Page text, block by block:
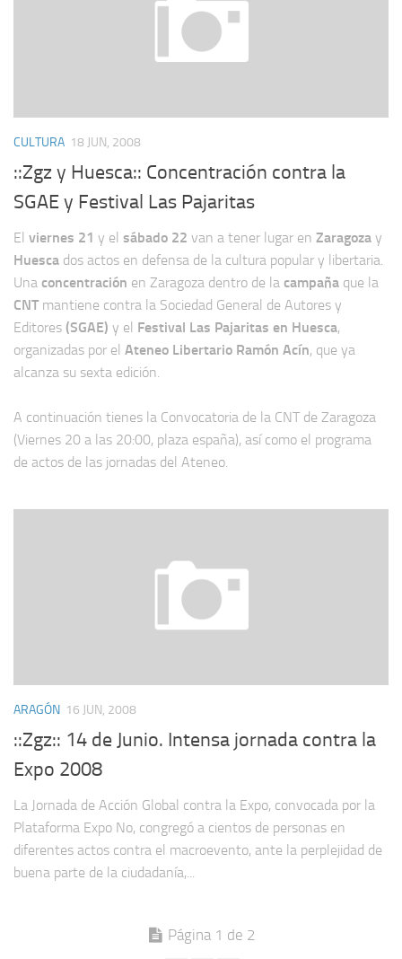
CULTURA 18 JUN, 2008
::Zgz y Huesca:: Concentración contra la
SGAE y Festival Las Pajaritas
El viernes 21 y el sábado 22 van a tener lugar en Zaragoza y
Huesca dos actos en defensa de la cultura popular y libertaria.
Una concentración en Zaragoza dentro de la campaña que la
CNT mantiene contra la Sociedad General de Autores y
Editores (SGAE) y el Festival Las Pajaritas en Huesca,
organizadas por el Ateneo Libertario Ramón Acín, que ya
alcanza su sexta edición.
A continuación tienes la Convocatoria de la CNT de Zaragoza
(Viernes 20 a las 20:00, plaza españa), así como el programa
de actos de las jornadas del Ateneo.
ARAGÓN 16 JUN, 2008
::Zgz:: 14 de Junio. Intensa jornada contra la
Expo 2008
La Jornada de Acción Global contra la Expo, convocada por la
Plataforma Expo No, congregó a cientos de personas en
diferentes actos contra el macroevento, ante la perplejidad de
buena parte de la ciudadanía,...
Página 1 de 2